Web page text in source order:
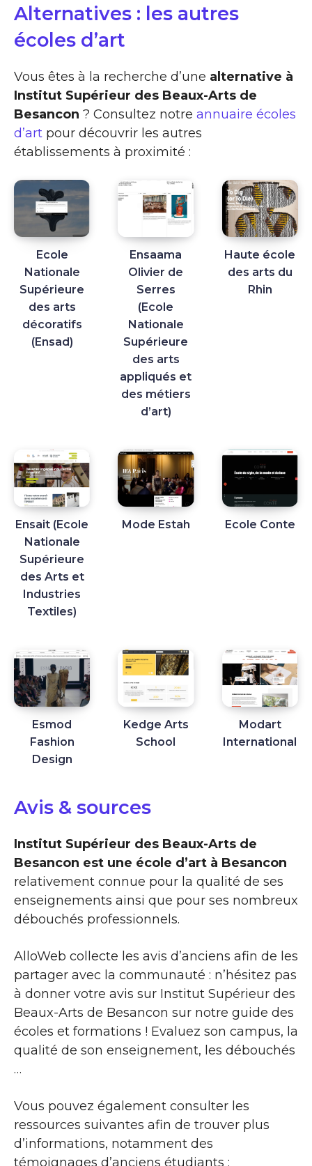
Alternatives : les autres
écoles d’art
Vous êtes à la recherche d’une alternative à
Institut Supérieur des Beaux-Arts de
Besancon ? Consultez notre annuaire écoles
d’art pour découvrir les autres
établissements à proximité :
Ecole
Nationale
Supérieure
des arts
décoratifs
(Ensad)
Ensaama
Olivier de
Serres
(Ecole
Nationale
Supérieure
des arts
appliqués et
des métiers
d’art)
Haute école
des arts du
Rhin
Ensait (Ecole
Nationale
Supérieure
des Arts et
Industries
Textiles)
Mode Estah Ecole Conte
Esmod
Fashion
Design
Kedge Arts
School
Modart
International
Avis & sources
Institut Supérieur des Beaux-Arts de
Besancon est une école d’art à Besancon
relativement connue pour la qualité de ses
enseignements ainsi que pour ses nombreux
débouchés professionnels.
AlloWeb collecte les avis d’anciens afin de les
partager avec la communauté : n’hésitez pas
à donner votre avis sur Institut Supérieur des
Beaux-Arts de Besancon sur notre guide des
écoles et formations ! Evaluez son campus, la
qualité de son enseignement, les débouchés
…
Vous pouvez également consulter les
ressources suivantes afin de trouver plus
d’informations, notamment des
témoignages d’anciens étudiants :